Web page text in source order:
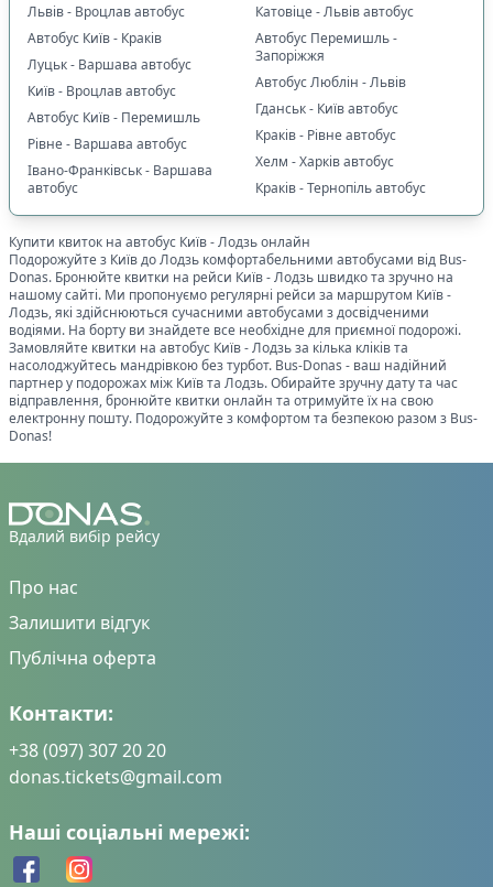
Львів - Вроцлав автобус
Автобус Київ - Краків
Луцьк - Варшава автобус
Київ - Вроцлав автобус
Автобус Київ - Перемишль
Рівне - Варшава автобус
Івано-Франківськ - Варшава
автобус
Катовіце - Львів автобус
Автобус Перемишль -
Запоріжжя
Автобус Люблін - Львів
Гданськ - Київ автобус
Краків - Рівне автобус
Хелм - Харків автобус
Краків - Тернопіль автобус
Купити квиток на автобус Київ-Лодзьонлайн
Подорожуйте з КиївдоЛодзь комфортабельними автобусами від Bus-
Donas. Бронюйте квитки на рейси Київ-Лодзь швидко та зручно на
нашому сайті. Ми пропонуємо регулярні рейси за маршрутом Київ-
Лодзь, які здійснюються сучасними автобусами з досвідченими
водіями. На борту ви знайдете все необхідне для приємної подорожі.
Замовляйте квитки на автобус Київ-Лодзьза кілька кліків та
насолоджуйтесь мандрівкою без турбот. Bus-Donas - ваш надійний
партнер у подорожах між Київта Лодзь. Обирайте зручну дату та час
відправлення, бронюйте квитки онлайн та отримуйте їх на свою
електронну пошту. Подорожуйте з комфортом та безпекою разом з Bus-
Donas!
Вдалий вибір рейсу
Про нас
Залишити відгук
Публічна оферта
Контакти:
+38 (097) 307 20 20
donas.tickets@gmail.com
Наші соціальні мережі: